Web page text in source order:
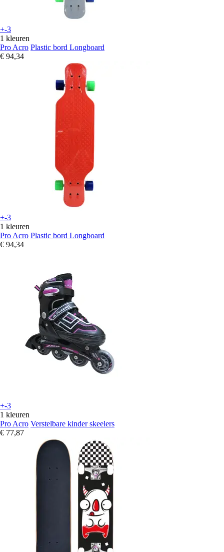
+-3
1 kleuren
Pro Acro Plastic bord Longboard
€ 94,34
+-3
1 kleuren
Pro Acro Plastic bord Longboard
€ 94,34
+-3
1 kleuren
Pro Acro Verstelbare kinder skeelers
€ 77,87